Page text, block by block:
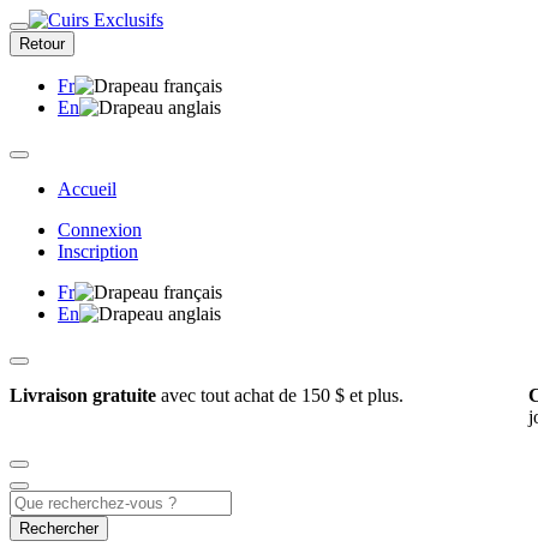
Retour
Fr
En
Accueil
Connexion
Inscription
Fr
En
Livraison gratuite avec tout achat de 150 $ et plus.
Rechercher